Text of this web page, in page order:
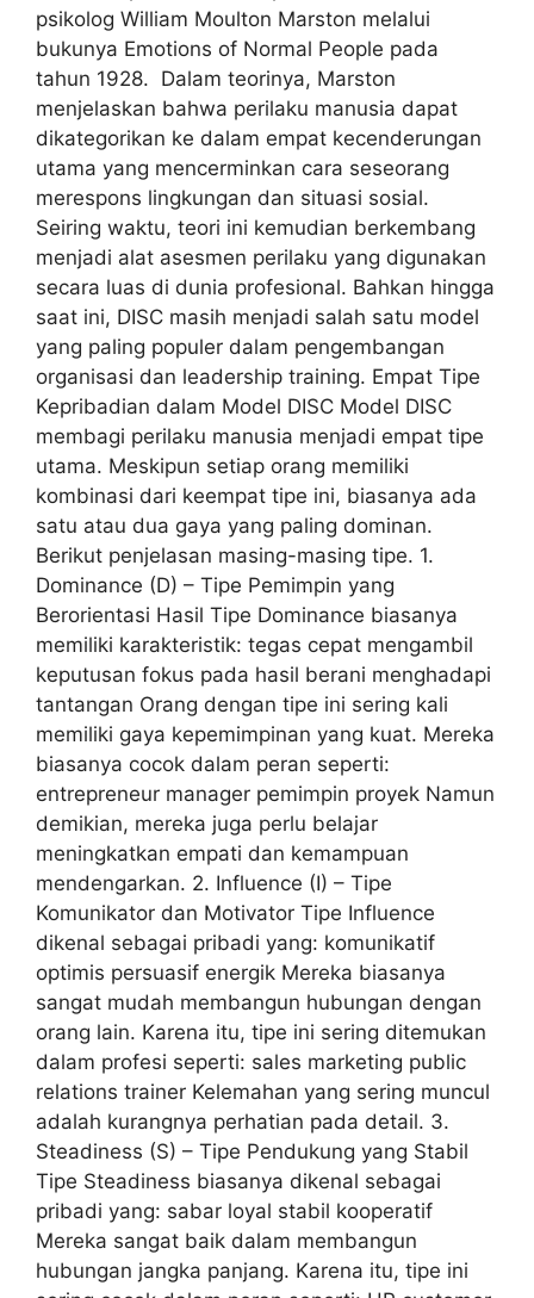
psikolog William Moulton Marston melalui
bukunya Emotions of Normal People pada
tahun 1928. Dalam teorinya, Marston
menjelaskan bahwa perilaku manusia dapat
dikategorikan ke dalam empat kecenderungan
utama yang mencerminkan cara seseorang
merespons lingkungan dan situasi sosial.
Seiring waktu, teori ini kemudian berkembang
menjadi alat asesmen perilaku yang digunakan
secara luas di dunia profesional. Bahkan hingga
saat ini, DISC masih menjadi salah satu model
yang paling populer dalam pengembangan
organisasi dan leadership training. Empat Tipe
Kepribadian dalam Model DISC Model DISC
membagi perilaku manusia menjadi empat tipe
utama. Meskipun setiap orang memiliki
kombinasi dari keempat tipe ini, biasanya ada
satu atau dua gaya yang paling dominan.
Berikut penjelasan masing-masing tipe. 1.
Dominance (D) – Tipe Pemimpin yang
Berorientasi Hasil Tipe Dominance biasanya
memiliki karakteristik: tegas cepat mengambil
keputusan fokus pada hasil berani menghadapi
tantangan Orang dengan tipe ini sering kali
memiliki gaya kepemimpinan yang kuat. Mereka
biasanya cocok dalam peran seperti:
entrepreneur manager pemimpin proyek Namun
demikian, mereka juga perlu belajar
meningkatkan empati dan kemampuan
mendengarkan. 2. Influence (I) – Tipe
Komunikator dan Motivator Tipe Influence
dikenal sebagai pribadi yang: komunikatif
optimis persuasif energik Mereka biasanya
sangat mudah membangun hubungan dengan
orang lain. Karena itu, tipe ini sering ditemukan
dalam profesi seperti: sales marketing public
relations trainer Kelemahan yang sering muncul
adalah kurangnya perhatian pada detail. 3.
Steadiness (S) – Tipe Pendukung yang Stabil
Tipe Steadiness biasanya dikenal sebagai
pribadi yang: sabar loyal stabil kooperatif
Mereka sangat baik dalam membangun
hubungan jangka panjang. Karena itu, tipe ini